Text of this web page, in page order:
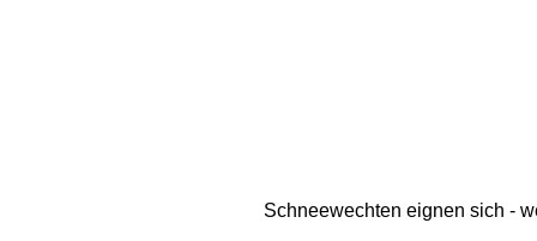
Schneewechten eignen sich -